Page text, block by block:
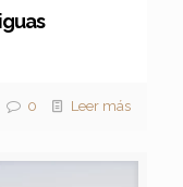
0 Leer más